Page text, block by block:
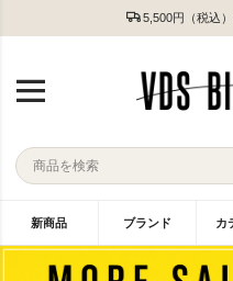
5,500円（税込
新商品 ブランド カ